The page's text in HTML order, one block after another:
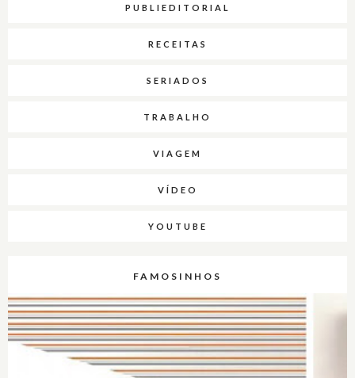
PUBLIEDITORIAL
RECEITAS
SERIADOS
TRABALHO
VIAGEM
VÍDEO
YOUTUBE
FAMOSINHOS